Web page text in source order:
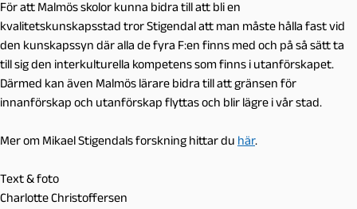
För att Malmös skolor kunna bidra till att bli en
kvalitetskunskapsstad tror Stigendal att man måste hålla fast vid
den kunskapssyn där alla de fyra F:en finns med och på så sätt ta
till sig den interkulturella kompetens som finns i utanförskapet.
Därmed kan även Malmös lärare bidra till att gränsen för
innanförskap och utanförskap flyttas och blir lägre i vår stad.
Mer om Mikael Stigendals forskning hittar du här.
Text & foto
Charlotte Christoffersen